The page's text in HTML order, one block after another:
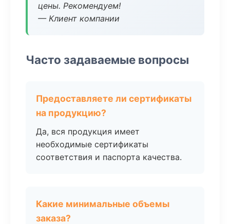
цены. Рекомендуем!
— Клиент компании
Часто задаваемые вопросы
Предоставляете ли сертификаты
на продукцию?
Да, вся продукция имеет
необходимые сертификаты
соответствия и паспорта качества.
Какие минимальные объемы
заказа?